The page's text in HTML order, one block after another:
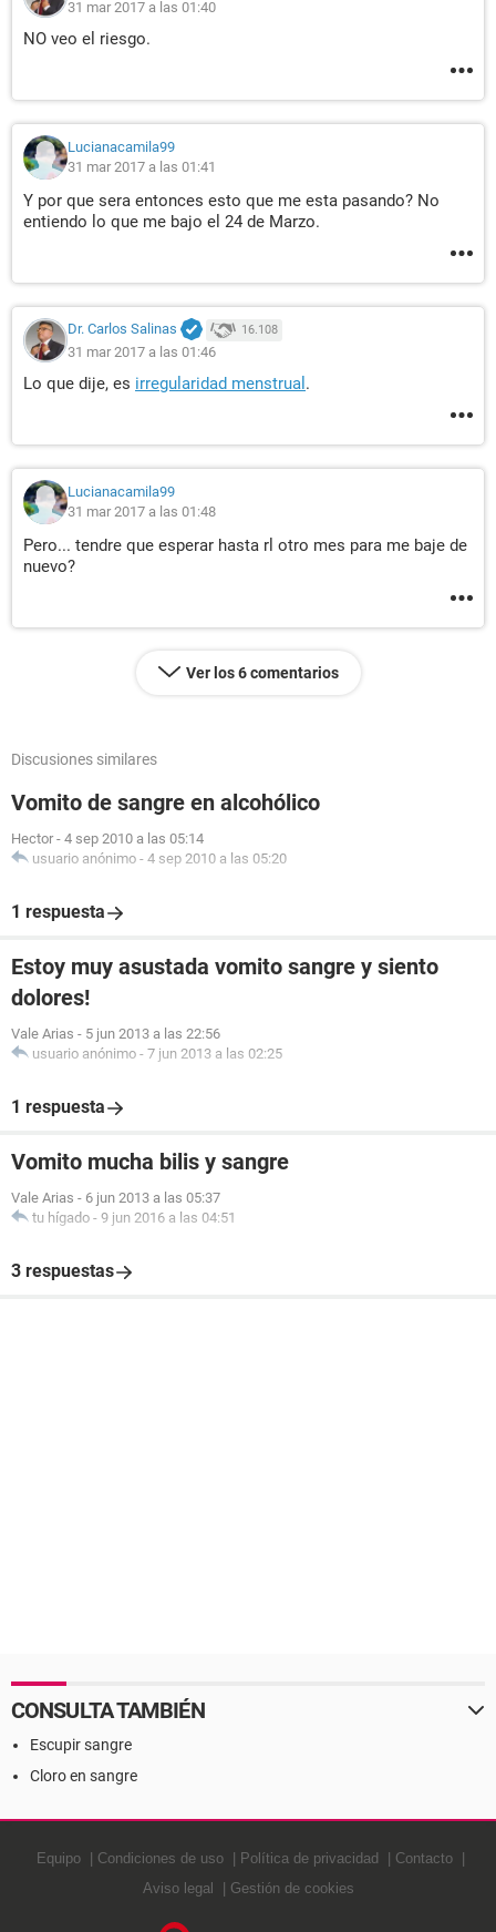
31 mar 2017 a las 01:40
NO veo el riesgo.
Lucianacamila99
31 mar 2017 a las 01:41
Y por que sera entonces esto que me esta pasando? No
entiendo lo que me bajo el 24 de Marzo.
Dr. Carlos Salinas 16.108
31 mar 2017 a las 01:46
Lo que dije, es irregularidad menstrual .
Lucianacamila99
31 mar 2017 a las 01:48
Pero... tendre que esperar hasta rl otro mes para me baje de
nuevo?
Ver los 6 comentarios
Discusiones similares
Vomito de sangre en alcohólico
Hector - 4 sep 2010 a las 05:14
usuario anónimo - 4 sep 2010 a las 05:20
1 respuesta
Estoy muy asustada vomito sangre y siento
dolores!
Vale Arias - 5 jun 2013 a las 22:56
usuario anónimo - 7 jun 2013 a las 02:25
1 respuesta
Vomito mucha bilis y sangre
Vale Arias - 6 jun 2013 a las 05:37
tu hígado - 9 jun 2016 a las 04:51
3 respuestas
CONSULTA TAMBIÉN
Escupir sangre
Cloro en sangre
Equipo Condiciones de uso Política de privacidad
Contacto
Aviso legal
Gestión de cookies